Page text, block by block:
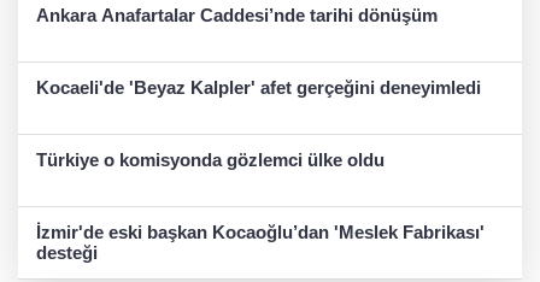
Ankara Anafartalar Caddesi’nde tarihi dönüşüm
Kocaeli'de 'Beyaz Kalpler' afet gerçeğini deneyimledi
Türkiye o komisyonda gözlemci ülke oldu
İzmir'de eski başkan Kocaoğlu’dan 'Meslek Fabrikası'
desteği